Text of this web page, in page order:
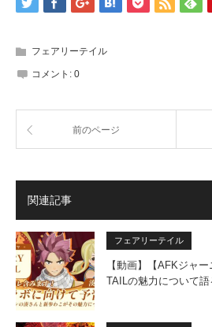
フェアリーテイル
コメント: 0
前のページ
関連記事
フェアリーテイル
【動画】【AFKジャ
TAILの魅力について